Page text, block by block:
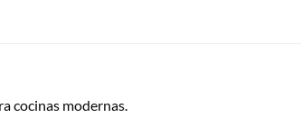
cocinas modernas.